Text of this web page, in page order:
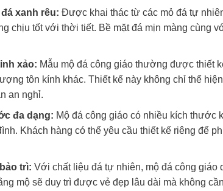
xanh rêu: Được khai thác từ các mỏ đá tự
chịu tốt với thời tiết. Bề mặt đá mịn màng cùng
xảo: Mẫu mộ đá công giáo thường được thiết
tôn kính khác. Thiết kế này không chỉ thể
an nghỉ.
đa dạng: Mộ đá công giáo có nhiều kích thước
Khách hàng có thể yêu cầu thiết kế riêng để
trì: Với chất liệu đá tự nhiên, mộ đá công
mộ sẽ duy trì được vẻ đẹp lâu dài mà không